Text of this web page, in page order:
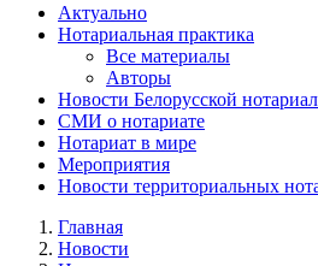
Актуально
Нотариальная практика
Все материалы
Авторы
Новости Белорусской
СМИ о нотариате
Нотариат в мире
Мероприятия
Новости территориальных
Главная
Новости